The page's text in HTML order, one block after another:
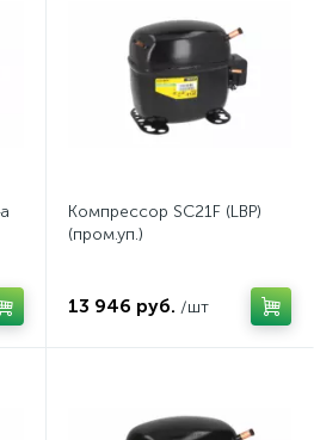
Компрессор SC21F (LBP)
(пром.уп.)
13 946 руб. /шт